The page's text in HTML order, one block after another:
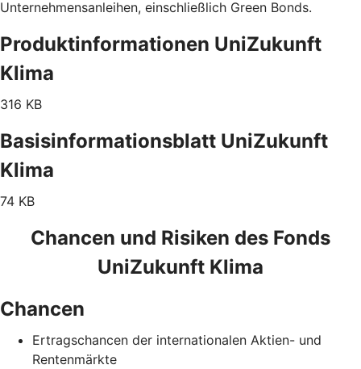
Unternehmensanleihen, einschließlich Green Bonds.
Produktinformationen UniZukunft
Klima
316 KB
Basisinformationsblatt UniZukunft
Klima
74 KB
Chancen und Risiken des Fonds
UniZukunft Klima
Chancen
Ertragschancen der internationalen Aktien- und
Rentenmärkte